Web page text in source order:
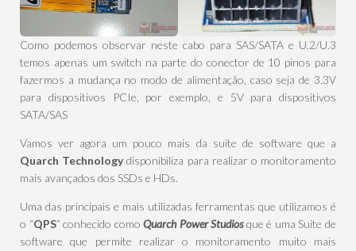
Como podemos observar neste cabo para SAS/SATA e U.2/U.3
temos apenas um switch na parte do conector de 10 pinos para
fazermos a mudança no modo de alimentação, caso seja de 3.3V
para dispositivos PCIe, por exemplo, e 5V para dispositivos
SATA/SAS
Vamos ver agora um pouco mais da suite de software que a
Quarch Technologydisponibiliza para realizar o monitoramento
mais avançados dos SSDs e HDs.
Uma das principais e mais utilizadas ferramentas que utilizamos é
o “QPS” conhecido comoQuarch Power Studiosque é uma Suite de
software que permite realizar o monitoramento muito mais